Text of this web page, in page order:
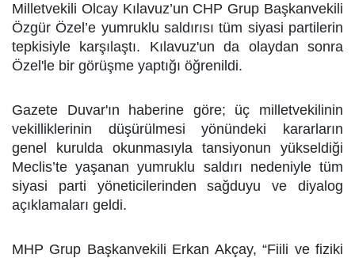
Milletvekili Olcay Kılavuz’un CHP Grup Başkanvekili
Özgür Özel’e yumruklu saldırısı tüm siyasi partilerin
tepkisiyle karşılaştı. Kılavuz'un da olaydan sonra
Özel'le bir görüşme yaptığı öğrenildi.
Gazete Duvar'ın haberine göre; üç milletvekilinin
vekilliklerinin düşürülmesi yönündeki kararların
genel kurulda okunmasıyla tansiyonun yükseldiği
Meclis’te yaşanan yumruklu saldırı nedeniyle tüm
siyasi parti yöneticilerinden sağduyu ve diyalog
açıklamaları geldi.
MHP Grup Başkanvekili Erkan Akçay, “Fiili ve fiziki